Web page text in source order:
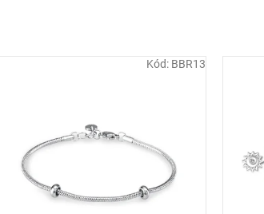
Kód: BBR13